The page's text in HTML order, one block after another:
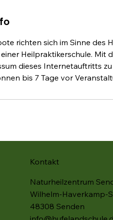
richten sich im Sinne des
Heilpraktikerschule. Mit
dieses Internetauftritts
bis 7 Tage vor
Kontakt
Naturheilzentrum
Wilhelm-Haverkamp-
48308 Senden